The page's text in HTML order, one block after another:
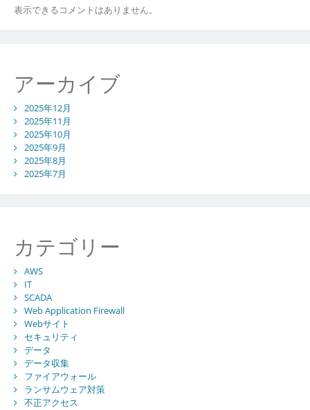
表示できるコメントはありません。
アーカイブ
2025年12月
2025年11月
2025年10月
2025年9月
2025年8月
2025年7月
カテゴリー
AWS
IT
SCADA
Web Application Firewall
Webサイト
セキュリティ
データ
データ収集
ファイアウォール
ランサムウェア対策
不正アクセス